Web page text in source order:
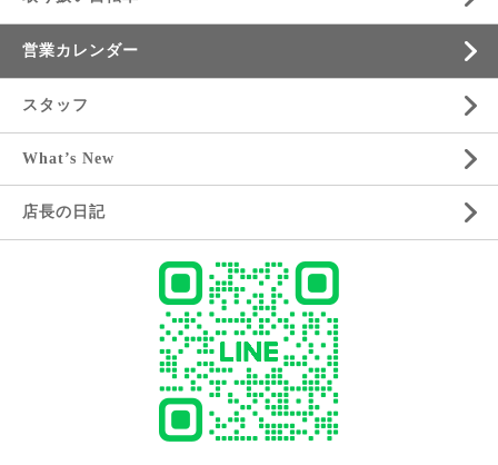
営業カレンダー
スタッフ
What’s New
店長の日記